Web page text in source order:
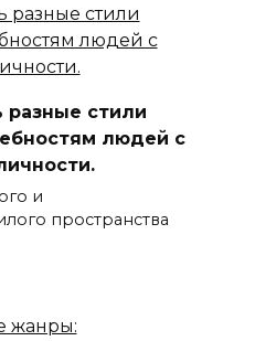
разные стили
людей с
и
пространства